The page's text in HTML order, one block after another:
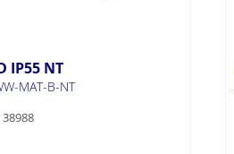
IP55 NT
MAT-B-NT